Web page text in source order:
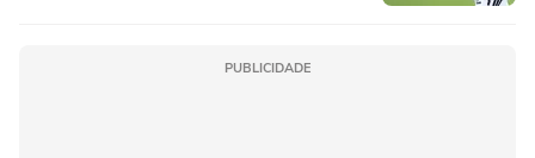
PUBLICIDADE